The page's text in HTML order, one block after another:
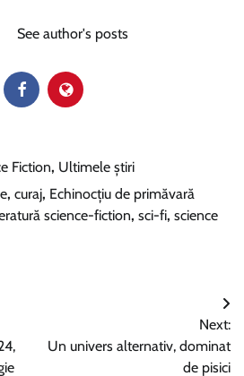
See author's posts
Fiction, Ultimele știri
, curaj, Echinocțiu de primăvară
science-fiction, sci-fi, science
Next:
Un univers alternativ, dominat
de pisici